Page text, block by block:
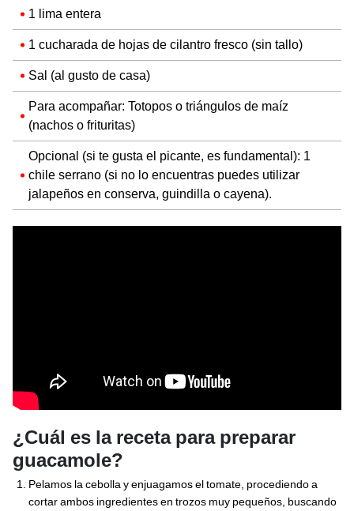
1 lima entera
1 cucharada de hojas de cilantro fresco (sin tallo)
Sal (al gusto de casa)
Para acompañar: Totopos o triángulos de maíz
(nachos o frituritas)
Opcional (si te gusta el picante, es fundamental): 1
chile serrano (si no lo encuentras puedes utilizar
jalapeños en conserva, guindilla o cayena).
¿Cuál es la receta para preparar
guacamole?
Pelamos la cebolla y enjuagamos el tomate, procediendo a
cortar ambos ingredientes en trozos muy pequeños, buscando